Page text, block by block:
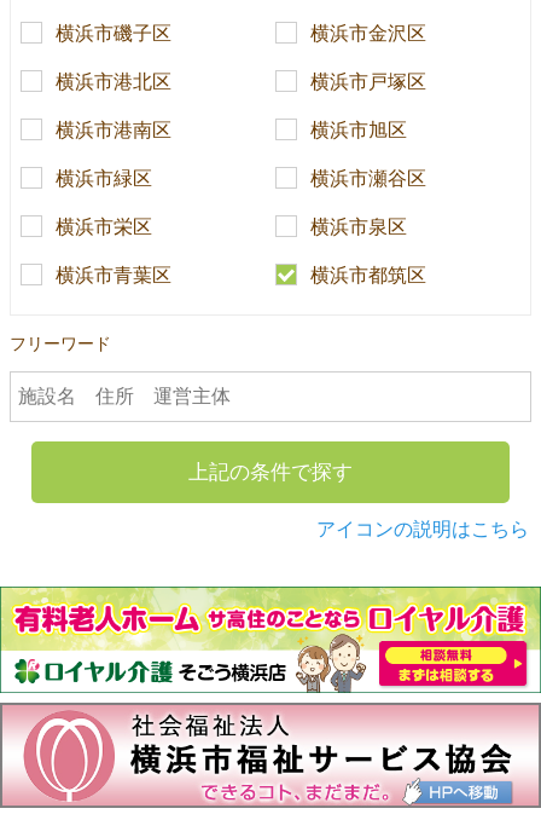
横浜市磯子区 横浜市金沢区
横浜市港北区 横浜市戸塚区
横浜市港南区 横浜市旭区
横浜市緑区 横浜市瀬谷区
横浜市栄区 横浜市泉区
横浜市青葉区 横浜市都筑区
フリーワード
上記の条件で探す
アイコンの説明はこちら